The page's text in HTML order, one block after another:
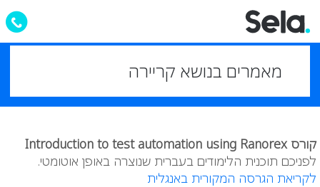
מאמרים בנושא קריירה
קורס Introduction to test automation using Ranorex
לפניכם תוכנית הלימודים בעברית שנוצרה באופן אוטומטי.
לקריאת הגרסה המקורית באנגלית